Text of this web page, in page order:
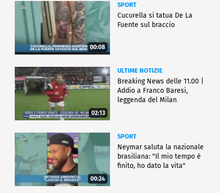
00:08
SPORT
Cucurella si tatua De La
Fuente sul braccio
02:13
ULTIME NOTIZIE
Breaking News delle 11.00 |
Addio a Franco Baresi,
leggenda del Milan
00:24
SPORT
Neymar saluta la nazionale
brasiliana: "Il mio tempo è
finito, ho dato la vita"